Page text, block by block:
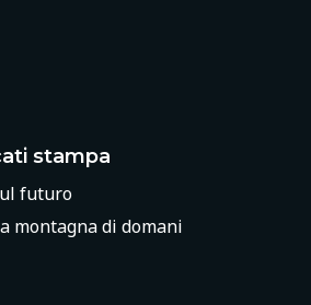
stampa
futuro
montagna di domani